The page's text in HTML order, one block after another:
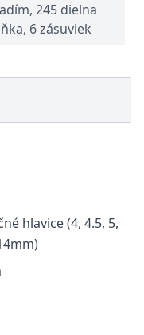
245 dielna
6 zásuviek
hlavice (4, 4.5, 5,